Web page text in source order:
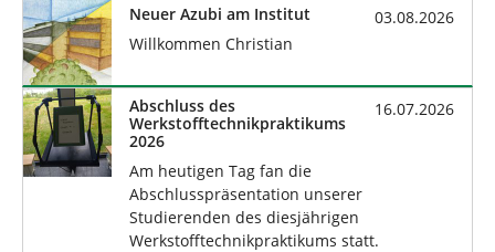
d
h
i
e
r
:
03.08.2026
Neuer Azubi am Institut
Willkommen Christian
16.07.2026
Abschluss des
Werkstofftechnikpraktikums
2026
Am heutigen Tag fan die
Abschlusspräsentation unserer
Studierenden des diesjährigen
Werkstofftechnikpraktikums statt.